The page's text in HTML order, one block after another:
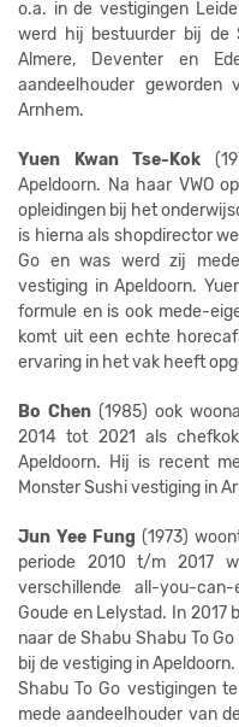
o.a. in de vestigingen
werd hij bestuurder bij de
Almere, Deventer en
aandeelhouder
Arnhem.
Yuen Kwan Tse-Kok
Apeldoorn. Na haar VWO
opleidingen bij het
is hierna als shopdirector
Go en was werd zij
vestiging in Apeldoorn.
formule en is ook mede-
komt uit een echte
ervaring in het vak heeft
Bo Chen(1985) ook
2014 tot 2021 als
Apeldoorn. Hij is recent
Monster Sushi vestiging in
Jun Yee Fung (1973)
periode 2010 t/m 2017
verschillende all-you-
Goude en Lelystad. In 2017
naar de Shabu Shabu To
bij de vestiging in
Shabu To Go vestigingen
mede aandeelhouder van